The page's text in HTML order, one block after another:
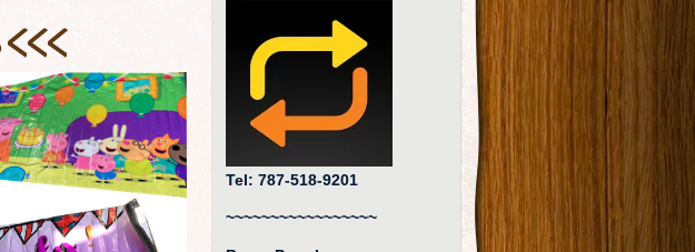
<<<
Tel: 787-518-9201
~~~~~~~~~~~~~~~~~